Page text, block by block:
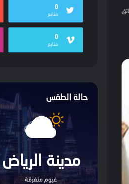
0
متابع
0
متابع
حالة الطقس
مدينة الرياض
غيوم متفرقة